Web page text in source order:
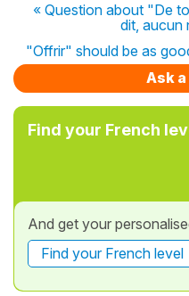
« Question about "De
dit, aucun
"Offrir" should be as
Ask
Find your French
And get your
Find your French level